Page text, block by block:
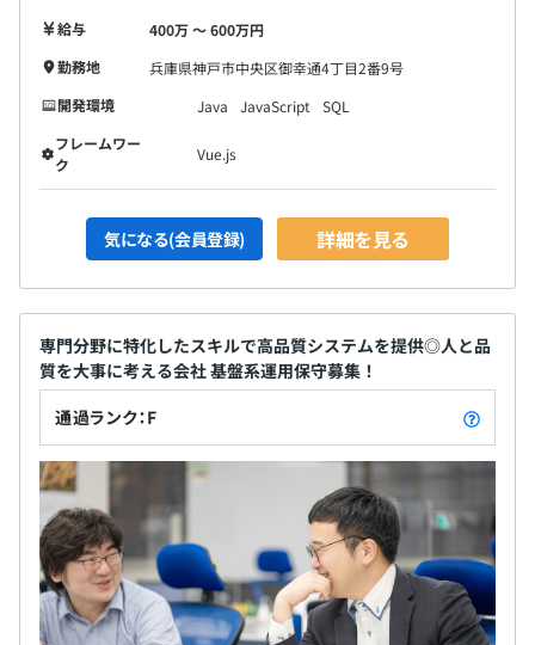
給与
400万 〜 600万円
勤務地
兵庫県神戸市中央区御幸通4丁目2番9号
開発環境
Java JavaScript
SQL
フレームワー
ク
Vue.js
気になる(会員登録) 詳細を見る
専門分野に特化したスキルで高品質システムを提供◎人と品
質を大事に考える会社 基盤系運用保守募集！
通過ランク：F